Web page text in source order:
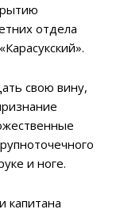
отдела
свою вину,
и ноге.
капитана